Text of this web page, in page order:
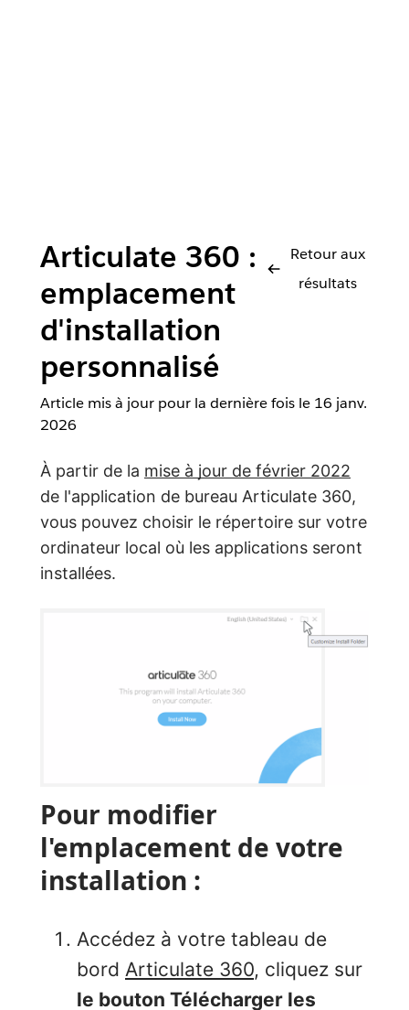
Articulate 360 :
emplacement
d'installation
personnalisé
Retour aux
résultats
Article mis à jour pour la dernière fois le 16 janv.
2026
À partir de la mise à jour de février 2022
de l'application de bureau Articulate 360,
vous pouvez choisir le répertoire sur votre
ordinateur local où les applications seront
installées.
Pour modifier
l'emplacement de votre
installation :
Accédez à votre tableau de
bord Articulate 360, cliquez sur
le bouton Télécharger les